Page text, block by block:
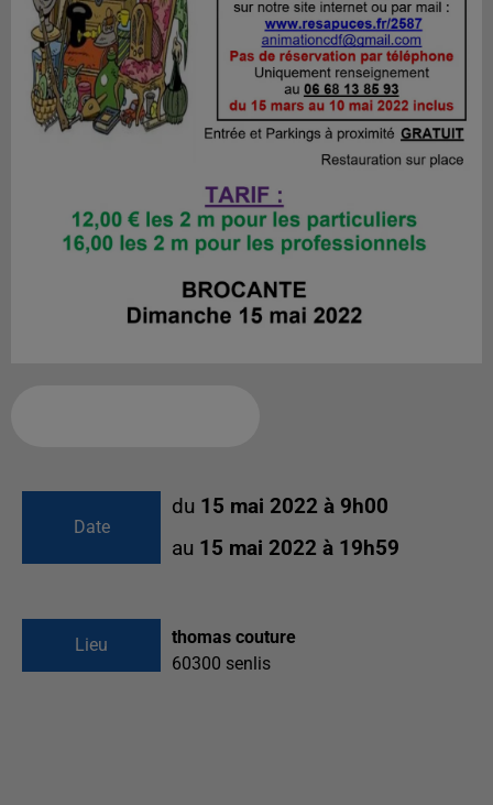
Date
du 15 mai 2022 à 9h00
au 15 mai 2022 à 19h59
Lieu
thomas couture
60300 senlis